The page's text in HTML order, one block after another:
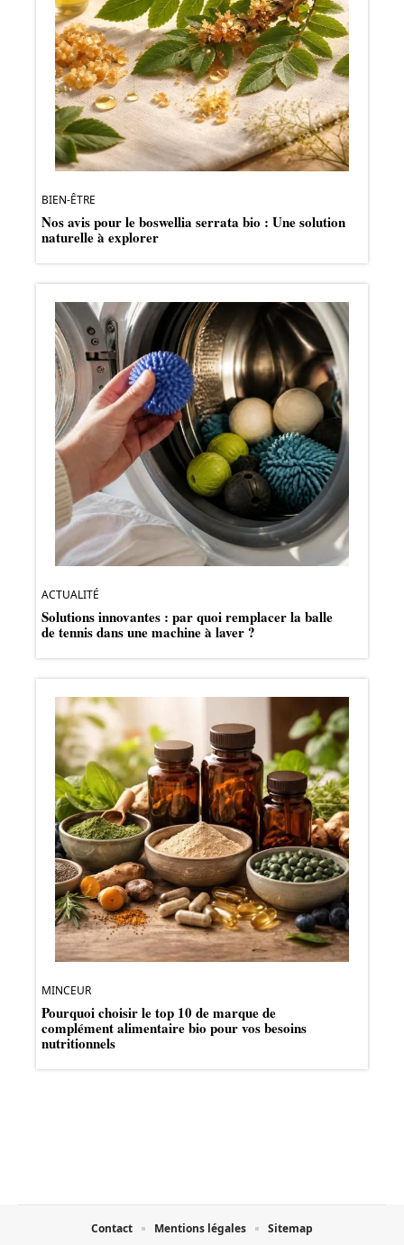
BIEN-ÊTRE
Nos avis pour le boswellia serrata bio : Une solution
naturelle à explorer
ACTUALITÉ
Solutions innovantes : par quoi remplacer la balle
de tennis dans une machine à laver ?
MINCEUR
Pourquoi choisir le top 10 de marque de
complément alimentaire bio pour vos besoins
nutritionnels
Contact Mentions légales Sitemap